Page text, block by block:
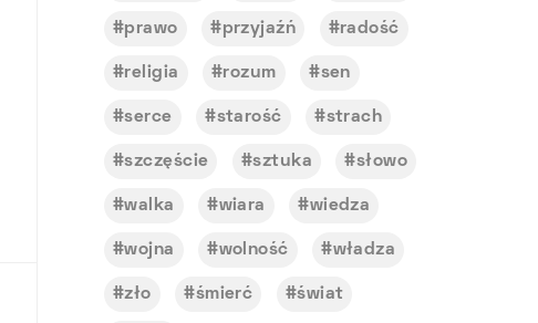
prawo przyjaźń radość
religia rozum sen
serce starość strach
szczęście sztuka słowo
walka wiara wiedza
wojna wolność władza
zło śmierć świat